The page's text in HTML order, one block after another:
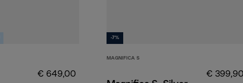
€ 649,00
-7%
MAGNIFICA S
€